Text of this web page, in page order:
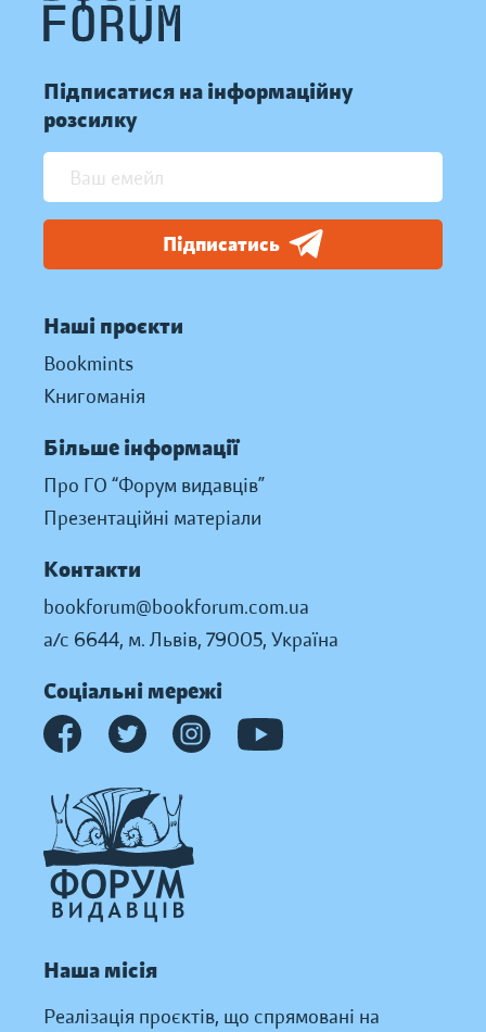
Підписатися на інформаційну
розсилку
Підписатись
Наші проєкти
Bookmints
Книгоманія
Більше інформації
Про ГО “Форум видавців”
Презентаційні матеріали
Контакти
bookforum@bookforum.com.ua
а/с 6644, м. Львів, 79005, Україна
Соціальні мережі
Наша місія
Реалізація проєктів, що спрямовані на